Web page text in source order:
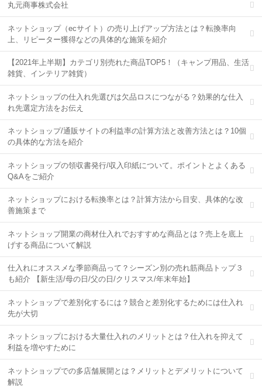
丸元商事株式会社
ネットショップ（ecサイト）の売り上げアップ方法とは？転換率向
上、リピーター獲得などの具体的な施策を紹介
【2021年上半期】カテゴリ別売れた商品TOP5！（キャンプ用品、生活
雑貨、インテリア雑貨）
ネットショップの仕入れ先選びは欠品ロスにつながる？効果的な仕入
れ先選定方法をお伝え
ネットショップ/通販サイトの利益率の計算方法と改善方法とは？10個
の具体的な方法を紹介
ネットショップの領収書発行/収入印紙について。ポイントとよくある
Q&Aをご紹介
ネットショップにおける転換率とは？計算方法から目安、具体的な改
善施策まで
ネットショップ開業の商材仕入れでおすすめな商品とは？売上を底上
げする商品について解説
仕入れにオススメな季節商品って？シーズン別の売れ筋商品トップ３
も紹介 【新生活/母の日/父の日/クリスマス/年末年始】
ネットショップで差別化するには？競合と差別化するためには仕入れ
先が大切
ネットショップにおける大量仕入れのメリットとは？仕入れを抑えて
利益を増やすために
ネットショップでの多店舗展開とは？メリットとデメリットについて
解説